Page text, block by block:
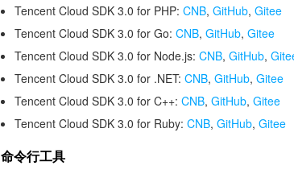
Tencent Cloud SDK 3.0 for PHP: CNB, GitHub, Gitee
Tencent Cloud SDK 3.0 for Go: CNB, GitHub, Gitee
Tencent Cloud SDK 3.0 for Node.js: CNB, GitHub,
Tencent Cloud SDK 3.0 for .NET: CNB, GitHub, Gitee
Tencent Cloud SDK 3.0 for C++: CNB, GitHub, Gitee
Tencent Cloud SDK 3.0 for Ruby: CNB, GitHub, Gitee
命令行工具